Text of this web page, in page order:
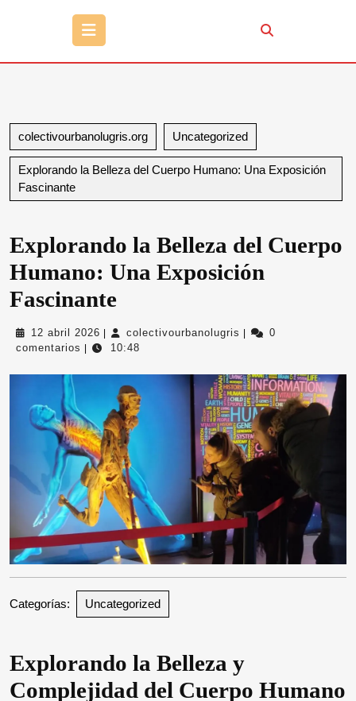
Botón
colectivourbanolugris.org Uncategorized
Explorando la Belleza del Cuerpo Humano: Una Exposición
Fascinante
Explorando la Belleza del Cuerpo
Humano: Una Exposición
Fascinante
12 abril 2026 12
abril
colectivourbanolugris colectivourbanolugris
0
comentarios
10:48
Categorías: Uncategorized
Explorando la Belleza y
Complejidad del Cuerpo Humano